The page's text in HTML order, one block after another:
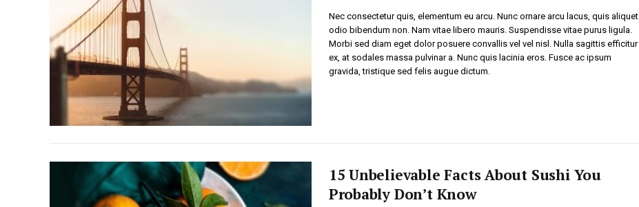
Nec consectetur quis, elementum eu arcu. Nunc ornare arcu lacus, quis aliquet
odio bibendum non. Nam vitae libero mauris. Suspendisse vitae purus ligula.
Morbi sed diam eget dolor posuere convallis vel vel nisl. Nulla sagittis efficitur
ex, at sodales massa pulvinar a. Nunc quis lacinia eros. Fusce ac ipsum
gravida, tristique sed felis augue dictum.
15 Unbelievable Facts About Sushi You
Probably Don’t Know